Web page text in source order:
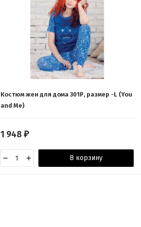
Костюм жен для дома 301Р, размер -L (You
and Me)
1 948 ₽
В корзину